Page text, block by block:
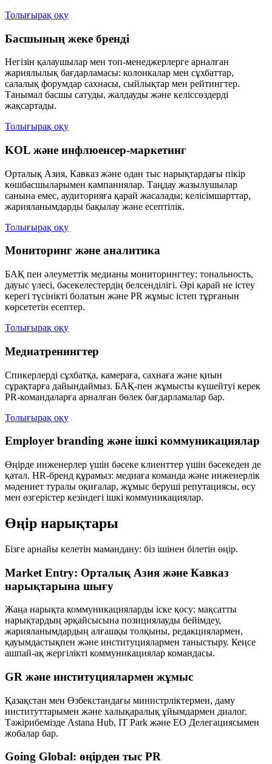
Толығырақ оқу
Басшының жеке бренді
Негізін қалаушылар мен топ-менеджерлерге арналған
жариялылық бағдарламасы: колонкалар мен сұхбаттар,
салалық форумдар сахнасы, сыйлықтар мен рейтингтер.
Танымал басшы сатуды, жалдауды және келіссөздерді
жақсартады.
Толығырақ оқу
KOL және инфлюенсер-маркетинг
Орталық Азия, Кавказ және одан тыс нарықтардағы пікір
көшбасшыларымен кампаниялар. Таңдау жазылушылар
санына емес, аудиторияға қарай жасалады; келісімшарттар,
жарияланымдарды бақылау және есептілік.
Толығырақ оқу
Мониторинг және аналитика
БАҚ пен әлеуметтік медианы мониторингтеу: тональность,
дауыс үлесі, бәсекелестердің белсенділігі. Әрі қарай не істеу
керегі түсінікті болатын және PR жұмыс істеп тұрғанын
көрсететін есептер.
Толығырақ оқу
Медиатренингтер
Спикерлерді сұхбатқа, камераға, сахнаға және қиын
сұрақтарға дайындаймыз. БАҚ-пен жұмысты күшейтуі керек
PR-командаларға арналған бөлек бағдарламалар бар.
Толығырақ оқу
Employer branding және ішкі коммуникациялар
Өңірде инженерлер үшін бәсеке клиенттер үшін бәсекеден де
қатал. HR-бренд құрамыз: медиаға команда және инженерлік
мәдениет туралы оқиғалар, жұмыс беруші репутациясы, өсу
мен өзгерістер кезіндегі ішкі коммуникациялар.
Өңір нарықтары
Бізге арнайы келетін мамандану: біз ішінен білетін өңір.
Market Entry: Орталық Азия және Кавказ
нарықтарына шығу
Жаңа нарықта коммуникацияларды іске қосу: мақсатты
нарықтардың әрқайсысына позициялауды бейімдеу,
жарияланымдардың алғашқы толқыны, редакциялармен,
қауымдастықпен және институциялармен таныстыру. Кеңсе
ашпай-ақ жергілікті коммуникациялар командасы.
GR және институциялармен жұмыс
Қазақстан мен Өзбекстандағы министрліктермен, даму
институттарымен және халықаралық ұйымдармен диалог.
Тәжірибемізде Astana Hub, IT Park және ЕО Делегациясымен
жобалар бар.
Going Global: өңірден тыс PR